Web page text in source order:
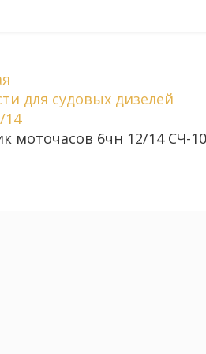
для судовых дизелей
14
моточасов 6чн 12/14 СЧ-